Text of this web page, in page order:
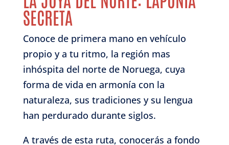
SECRETA
Conoce de primera mano en vehículo
propio y a tu ritmo, la región mas
inhóspita del norte de Noruega, cuya
forma de vida en armonía con la
naturaleza, sus tradiciones y su lengua
han perdurado durante siglos.
A través de esta ruta, conocerás a fondo